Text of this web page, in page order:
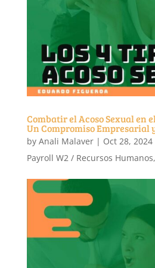
Combatir el Acoso Sexual en
Un Compromiso Empresarial
by Anali Malaver| Oct 28, 2024
Payroll W2 / Recursos Humanos,